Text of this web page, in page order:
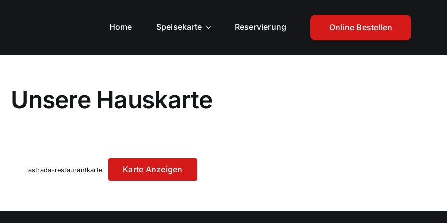
Home Speisekarte Reservierung Online Bestellen
Unsere Hauskarte
lastrada-restaurantkarte Karte Anzeigen